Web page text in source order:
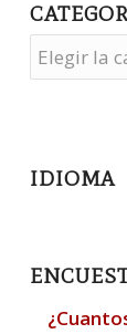
Categorías
IDIOMA